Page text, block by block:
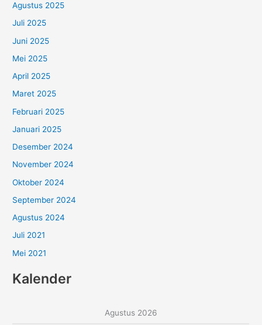
Agustus 2025
Juli 2025
Juni 2025
Mei 2025
April 2025
Maret 2025
Februari 2025
Januari 2025
Desember 2024
November 2024
Oktober 2024
September 2024
Agustus 2024
Juli 2021
Mei 2021
Kalender
Agustus 2026